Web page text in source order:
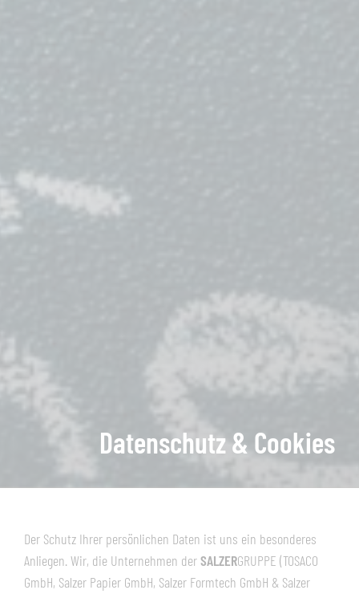
Datenschutz & Cookies
Der Schutz Ihrer persönlichen Daten ist uns ein besonderes
Anliegen. Wir, die Unternehmen derSALZERGRUPPE (TOSACO
GmbH, Salzer Papier GmbH, Salzer Formtech GmbH & Salzer